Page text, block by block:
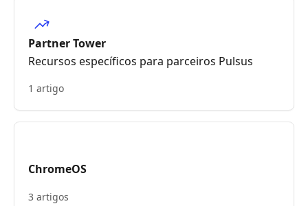
Partner Tower
Recursos específicos para parceiros Pulsus
1 artigo
ChromeOS
3 artigos